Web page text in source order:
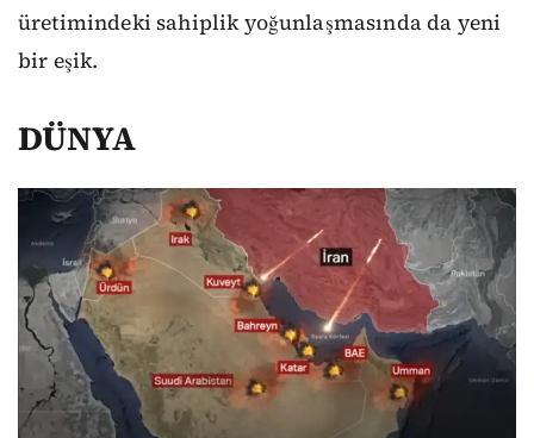
üretimindeki sahiplik yoğunlaşmasında da yeni
bir eşik.
DÜNYA